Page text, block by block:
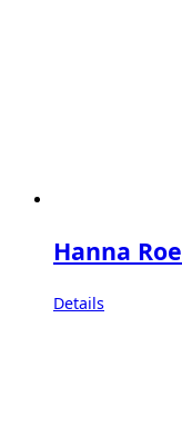
Hanna
Details